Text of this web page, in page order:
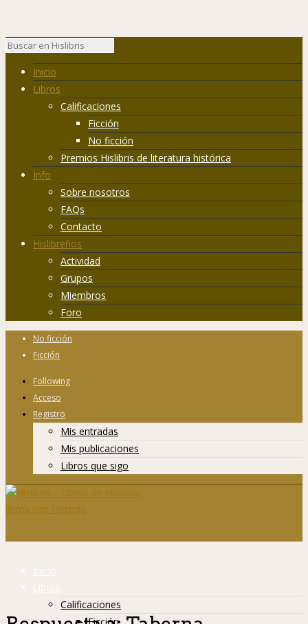
Inicio
Libros
Calificaciones
Ficción
No ficción
Premios Hislibris de literatura histórica
Info
Sobre nosotros
FAQs
Contacto
Hislibreños
Actividad
Grupos
Miembros
Foro
No ficción
Ficción
Following
Acceso
Registro
Mis entradas
Mis publicaciones
Libros que sigo
Inicio
Libros
Calificaciones